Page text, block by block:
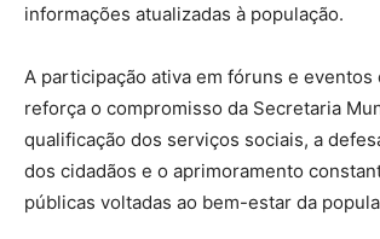
informações atualizadas à população.
A participação ativa em fóruns e eventos
reforça o compromisso da Secretaria
qualificação dos serviços sociais, a
dos cidadãos e o aprimoramento
públicas voltadas ao bem-estar da